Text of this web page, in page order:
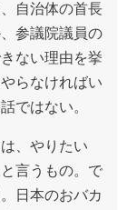
自治体の首長
参議院議員の
ない理由を挙
らなければい
ではない。
、やりたい
言うもの。で
日本のおバカ